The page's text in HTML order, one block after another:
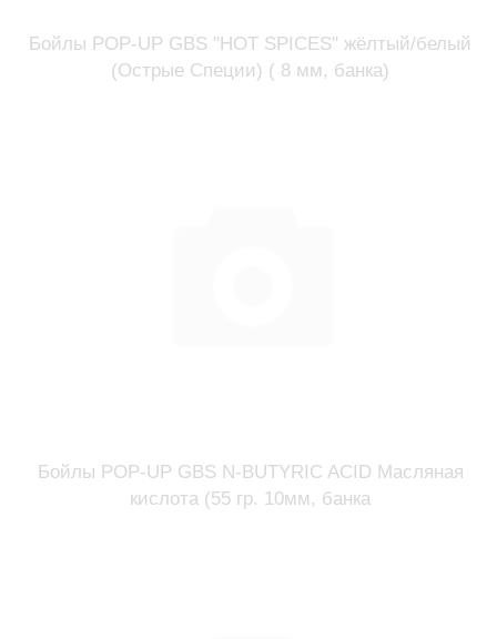
Бойлы POP-UP GBS "HOT SPICES" жёлтый/белый
(Острые Специи) ( 8 мм, банка)
Бойлы POP-UP GBS N-BUTYRIC ACID Масляная
кислота (55 гр. 10мм, банка